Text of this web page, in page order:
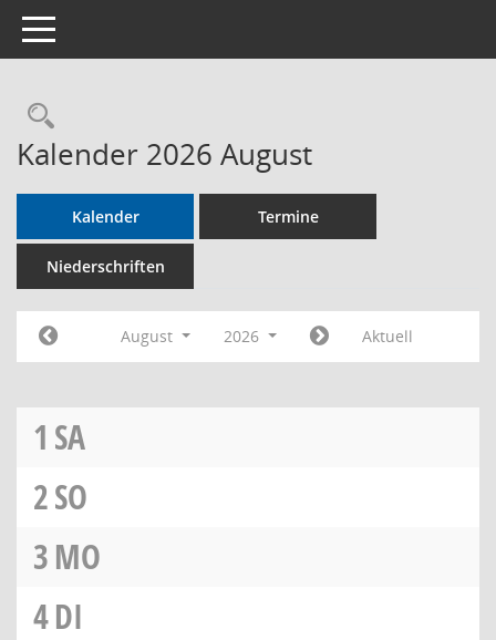
Toggle navigation
Rechercheauswahl
Kalender 2026 August
Kalender Termine
Niederschriften
August 2026 Aktuell
1 SA
2SO
3MO
4DI